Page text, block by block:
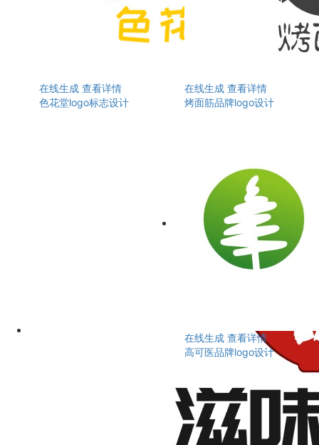
在线生成 查看详情
色花堂logo标志设计
在线生成 查看详情
烤面筋品牌logo设计
在线生成 查看详情
高可医品牌logo设计